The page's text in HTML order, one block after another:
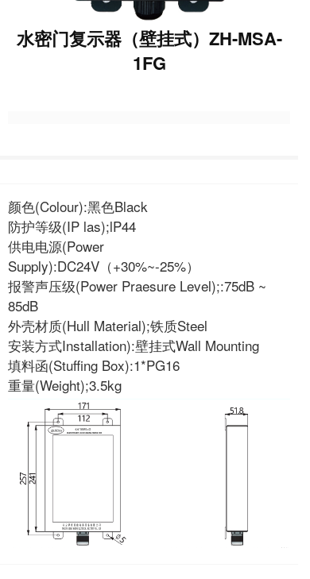
水密门复示器（壁挂式）ZH-MSA-
1FG
颜色(Colour):黑色Black
防护等级(IP las);lP44
供电电源(Power
Supply):DC24V（+30%~-25%）
报警声压级(Power Praesure Level);:75dB ~
85dB
外壳材质(Hull Material);铁质Steel
安装方式Installation):壁挂式Wall Mounting
填料函(Stuffing Box):1*PG16
重量(Weight);3.5kg